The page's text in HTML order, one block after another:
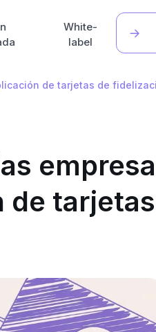
White-
label
de tarjetas de
de tarjetas